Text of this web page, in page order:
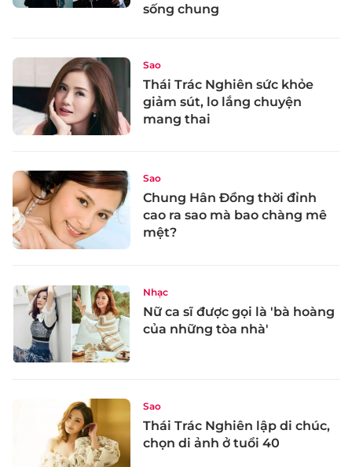
sống chung
Sao
Thái Trác Nghiên sức khỏe
giảm sút, lo lắng chuyện
mang thai
Sao
Chung Hân Đồng thời đỉnh
cao ra sao mà bao chàng mê
mệt?
Nhạc
Nữ ca sĩ được gọi là 'bà hoàng
của những tòa nhà'
Sao
Thái Trác Nghiên lập di chúc,
chọn di ảnh ở tuổi 40